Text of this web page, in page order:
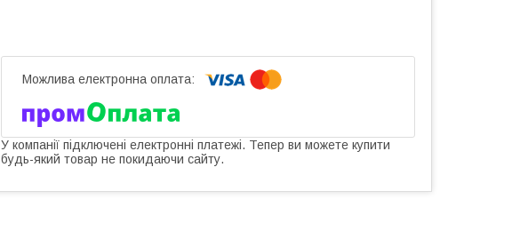
У компанії підключені електронні платежі. Тепер ви можете купити
будь-який товар не покидаючи сайту.